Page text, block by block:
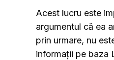
Acest lucru este
argumentul că ea
prin urmare, nu
informaţii pe baza